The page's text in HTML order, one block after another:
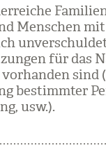
Men­schen
für das
sind
bestimm­ter
usw.).